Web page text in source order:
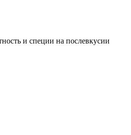
и спе­ции на по­сле­вку­сии